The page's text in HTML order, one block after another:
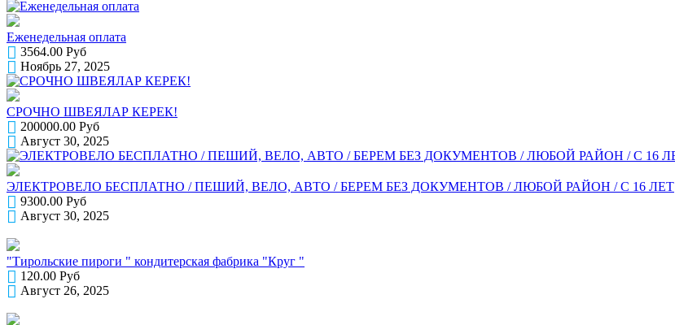
Еженедельная оплата
3564.00 Руб
Ноябрь 27, 2025
СРОЧНО ШВЕЯЛАР КЕРЕК!
200000.00 Руб
Август 30, 2025
ЭЛЕКТРОВЕЛО БЕСПЛАТНО / ПЕШИЙ, ВЕЛО, АВТО / БЕРЕМ БЕЗ ДОКУМЕНТОВ / ЛЮБОЙ РАЙОН / С 16 ЛЕТ
9300.00 Руб
Август 30, 2025
"Тирольские пироги " кондитерская фабрика "Круг "
120.00 Руб
Август 26, 2025